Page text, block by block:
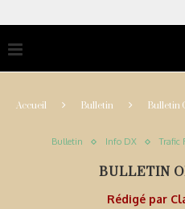
Accueil Bulletin Bulletin
Bulletin Info DX Trafic
BULLETIN
Rédigé par